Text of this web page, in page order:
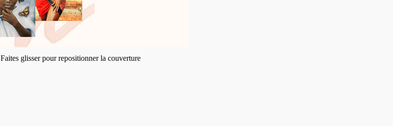
Faites glisser pour repositionner la couverture